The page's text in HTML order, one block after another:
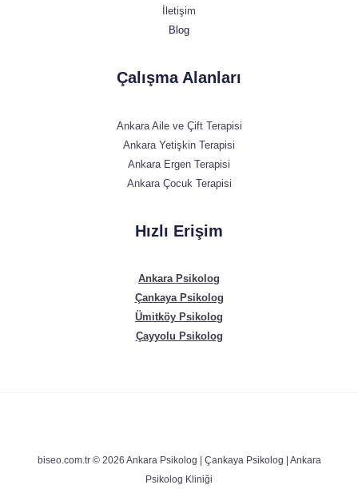
İletişim
Blog
Çalışma Alanları
Ankara Aile ve Çift Terapisi
Ankara Yetişkin Terapisi
Ankara Ergen Terapisi
Ankara Çocuk Terapisi
Hızlı Erişim
Ankara Psikolog
Çankaya Psikolog
Ümitköy Psikolog
Çayyolu Psikolog
biseo.com.tr © 2026 Ankara Psikolog | Çankaya Psikolog | Ankara
Psikolog Kliniği